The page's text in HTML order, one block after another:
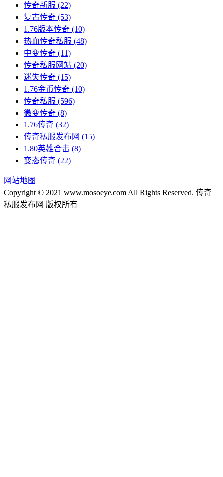
传奇新服 (22)
复古传奇 (53)
1.76版本传奇 (10)
热血传奇私服 (48)
中变传奇 (11)
传奇私服网站 (20)
迷失传奇 (15)
1.76金币传奇 (10)
传奇私服 (596)
微变传奇 (8)
1.76传奇 (32)
传奇私服发布网 (15)
1.80英雄合击 (8)
变态传奇 (22)
网站地图
Copyright © 2021 www.mosoeye.com All Rights Reserved. 传奇
私服发布网 版权所有